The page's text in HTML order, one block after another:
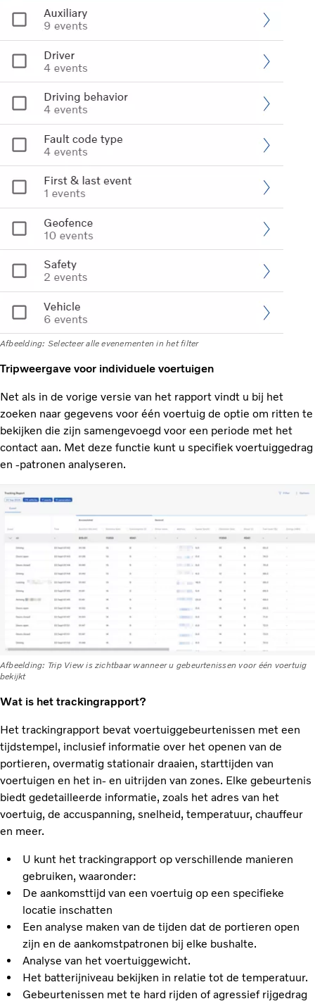
Afbeelding: Selecteer alle evenementen in het filter
Tripweergave voor individuele voertuigen
Net als in de vorige versie van het rapport vindt u bij het
zoeken naar gegevens voor één voertuig de optie om ritten te
bekijken die zijn samengevoegd voor een periode met het
contact aan. Met deze functie kunt u specifiek voertuiggedrag
en -patronen analyseren.
Afbeelding: Trip View is zichtbaar wanneer u gebeurtenissen voor één voertuig
bekijkt
Wat is het trackingrapport?
Het trackingrapport bevat voertuiggebeurtenissen met een
tijdstempel, inclusief informatie over het openen van de
portieren, overmatig stationair draaien, starttijden van
voertuigen en het in- en uitrijden van zones. Elke gebeurtenis
biedt gedetailleerde informatie, zoals het adres van het
voertuig, de accuspanning, snelheid, temperatuur, chauffeur
en meer.
U kunt het trackingrapport op verschillende manieren
gebruiken, waaronder:
De aankomsttijd van een voertuig op een specifieke
locatie inschatten
Een analyse maken van de tijden dat de portieren open
zijn en de aankomstpatronen bij elke bushalte.
Analyse van het voertuiggewicht.
Het batterijniveau bekijken in relatie tot de temperatuur.
Gebeurtenissen met te hard rijden of agressief rijgedrag